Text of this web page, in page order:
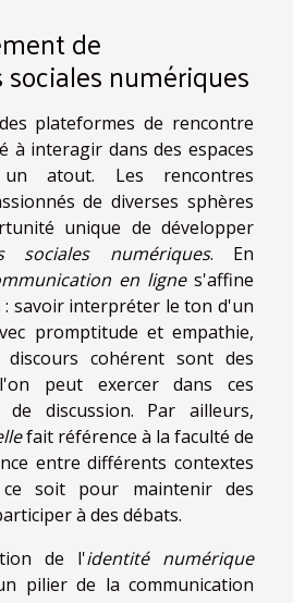
de
numériques
plateformes de rencontre
à interagir dans des espaces
atout. Les rencontres
de diverses sphères
unique de développer
sociales numériques. En
en lignes'affine
: savoir interpréter le ton d'un
promptitude et empathie,
cohérent sont des
peut exercer dans ces
de discussion. Par ailleurs,
fait référence à la faculté de
entre différents contextes
ce soit pour maintenir des
à des débats.
de l'identité numérique
pilier de la communication